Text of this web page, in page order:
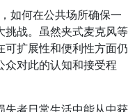
如何在公共场所确保一
挑战。虽然夹式麦克风等
扩展性和便利性方面仍
对此的认知和接受程